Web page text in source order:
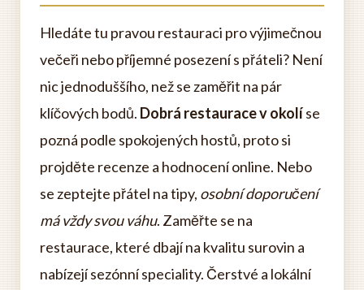
Hledáte tu pravou restauraci pro výjimečnou
večeři nebo příjemné posezení s přáteli? Není
nic jednoduššího, než se zaměřit na pár
klíčových bodů. Dobrá restaurace v okolíse
pozná podle spokojených hostů, proto si
projděte recenze a hodnocení online. Nebo
se zeptejte přátel na tipy, osobní doporučení
má vždy svou váhu. Zaměřte se na
restaurace, které dbají na kvalitu surovin a
nabízejí sezónní speciality. Čerstvé a lokální